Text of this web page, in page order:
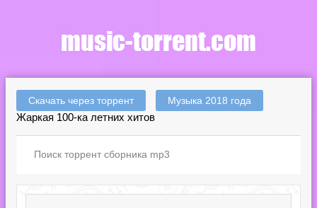
Скачать через торрент Музыка 2018 года
Жаркая 100-ка летних хитов